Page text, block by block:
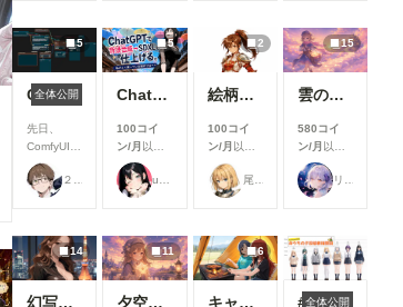
すさを中心
とした改善
を行いまし
た✨ ▼生
成機能関連
①生成画面
のモデル選
生成時のモ
デル選択画
デルを選び
やすいUIに
改善しまし
た。 利用
5
ComfyUIでOpen Pose Editorを使う
全体公開
先日、
ComfyUIに
Open
Pose
Editorを導
巧く行かな
いと聞き、
いろいろ試
２２（にゃんにゃん）
5
ChatGPTで背景合成→SDXLで仕上げる。私がよく使っている制作フロー
100コイ
ン/月 以上
支援すると
見ることが
できます
ukkripp
2
絵柄指定プロンプト【第三弾】
100コイ
ン/月 以上
支援すると
見ることが
できます
尾藤みそぎ
15
雲の道を歩く見習い配達員
580コイ
ン/月 以上
支援すると
見ることが
できます
リンファ75
14
幻写麗華 壱
11
夕空の星便配達少女
6
キャンプ #うちの子投稿者相関図 2026/5/14 0:00~2026/5/17 23:59
全体公開